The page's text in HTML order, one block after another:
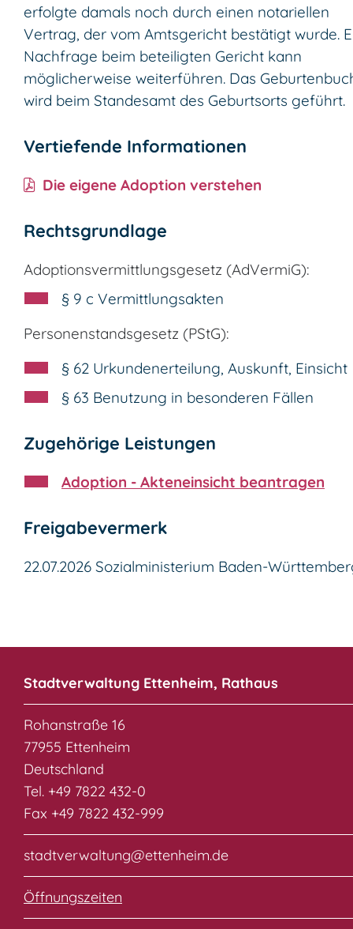
erfolgte damals noch durch einen notariellen
Vertrag, der vom Amtsgericht bestätigt wurde.
Nachfrage beim beteiligten Gericht kann
möglicherweise weiterführen. Das
wird beim Standesamt des Geburtsorts geführt.
Vertiefende Informationen
Die eigene Adoption verstehen
Rechtsgrundlage
Adoptionsvermittlungsgesetz (AdVermiG):
§ 9 c Vermittlungsakten
Personenstandsgesetz (PStG):
§ 62 Urkundenerteilung, Auskunft, Einsicht
§ 63 Benutzung in besonderen Fällen
Zugehörige Leistungen
Adoption - Akteneinsicht beantragen
Freigabevermerk
22.07.2026 Sozialministerium Baden-
Stadtverwaltung Ettenheim, Rathaus
Rohanstraße 16
77955 Ettenheim
Deutschland
Tel. +49 7822 432-0
Fax +49 7822 432-999
stadtverwaltung@ettenheim.de
Öffnungszeiten